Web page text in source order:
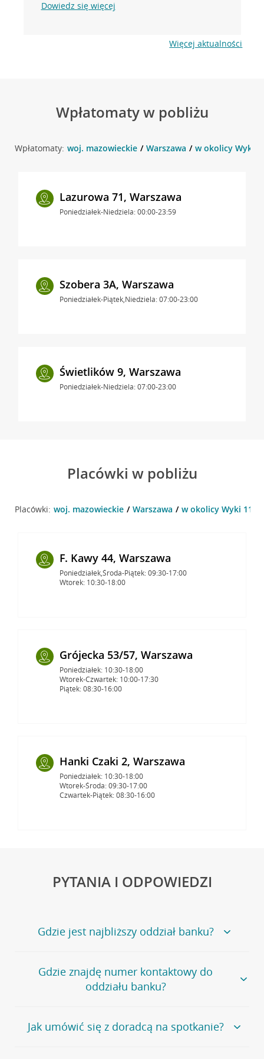
Dowiedz się więcej
Więcej aktualności
Wpłatomaty w pobliżu
Wpłatomaty: woj. mazowieckie Warszawa w okolicy Wyki
Lazurowa 71, Warszawa
Poniedziałek-Niedziela: 00:00-23:59
Szobera 3A, Warszawa
Poniedziałek-Piątek,Niedziela: 07:00-23:00
Świetlików 9, Warszawa
Poniedziałek-Niedziela: 07:00-23:00
Placówki w pobliżu
Placówki: woj. mazowieckie Warszawa w okolicy Wyki 11 ,
F. Kawy 44, Warszawa
Poniedziałek,Środa-Piątek: 09:30-17:00
Wtorek: 10:30-18:00
Grójecka 53/57, Warszawa
Poniedziałek: 10:30-18:00
Wtorek-Czwartek: 10:00-17:30
Piątek: 08:30-16:00
Hanki Czaki 2, Warszawa
Poniedziałek: 10:30-18:00
Wtorek-Środa: 09:30-17:00
Czwartek-Piątek: 08:30-16:00
PYTANIA I ODPOWIEDZI
Gdzie jest najbliższy oddział banku?
Jeśli szukasz oddziału naszego banku, zapraszamy na
stronęPlacówki i bankomaty, na której znajduje się
wygodna wyszukiwarka.
oddziałów
Gdzie znajdę numer kontaktowy do
oddziału banku?
Bank Credit Agricole nie udostępnia ogólnego numeru
telefonu do placówki bankowej.
Jak umówić się z doradcą na spotkanie?